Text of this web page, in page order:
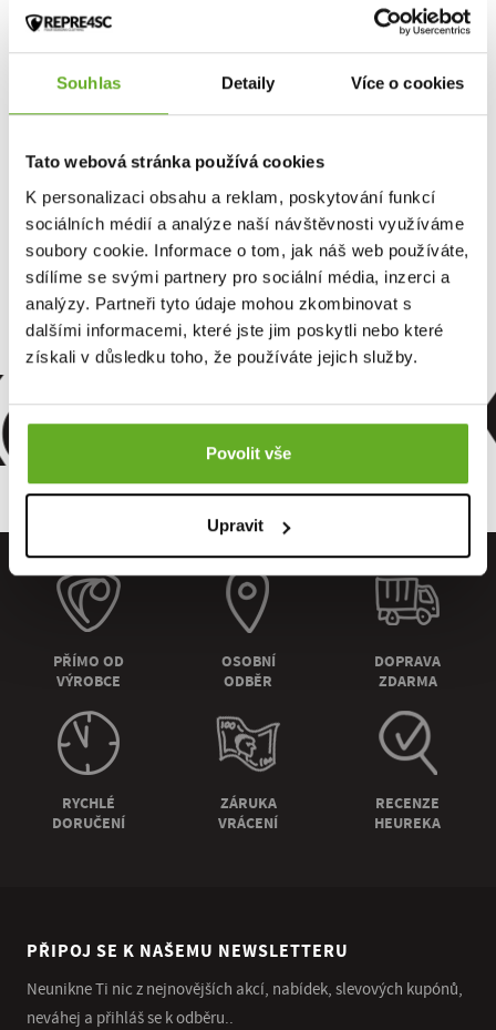
Souhlas Detaily Více o cookies
Tato webová stránka používá cookies
K personalizaci obsahu a reklam, poskytování funkcí
sociálních médií a analýze naší návštěvnosti využíváme
soubory cookie. Informace o tom, jak náš web používáte,
sdílíme se svými partnery pro sociální média, inzerci a
analýzy. Partneři tyto údaje mohou zkombinovat s
dalšími informacemi, které jste jim poskytli nebo které
získali v důsledku toho, že používáte jejich služby.
Povolit vše
Upravit
Vyrábí česká značka Repre4sc a použity jsou ryze české materiály.
Pro přidání recenze je nutné se přihlásit.
Ohodnotit produkt
PŘÍMO OD
VÝROBCE
OSOBNÍ
ODBĚR
DOPRAVA
ZDARMA
RYCHLÉ
DORUČENÍ
ZÁRUKA
VRÁCENÍ
RECENZE
HEUREKA
PŘIPOJ SE K NAŠEMU NEWSLETTERU
Neunikne Ti nic z nejnovějších akcí, nabídek, slevových kupónů,
neváhej a přihláš se k odběru..